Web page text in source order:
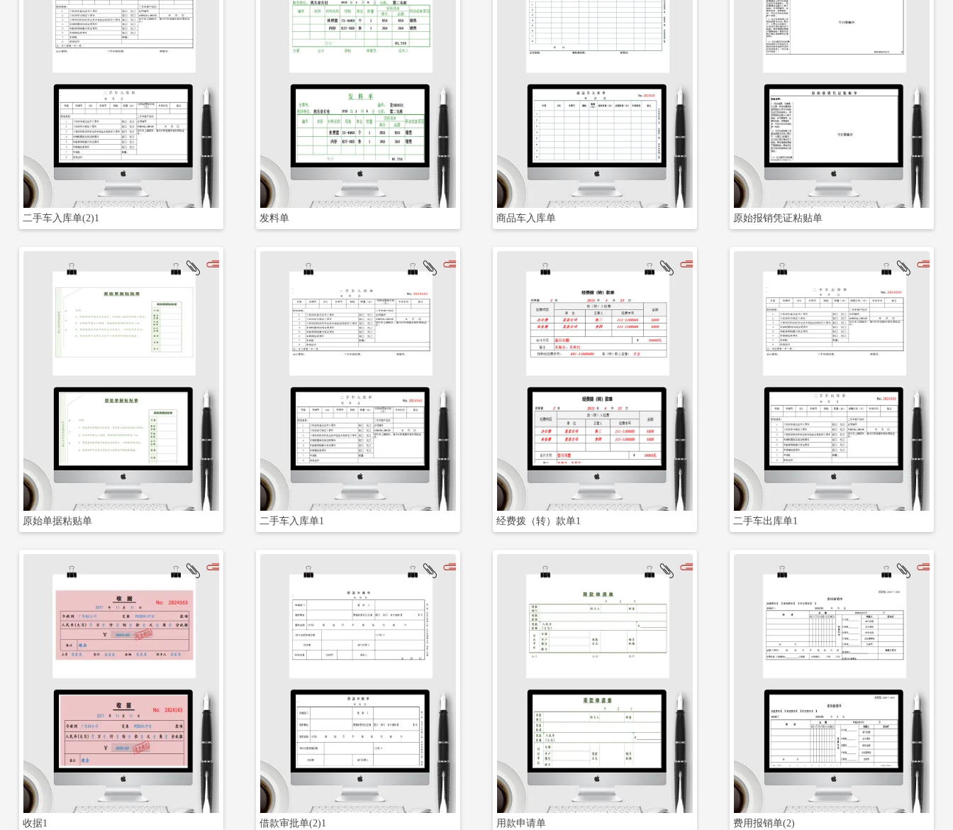
二手车入库单(2)1 发料单 商品车入库单 原始报销凭证粘贴单
立即下载
原始单据粘贴单
立即下载
二手车入库单1
立即下载
经费拨（转）款单1 二手车出库单1
收据1
立即下载
借款审批单(2)1
立即下载
用款申请单
立即下载
费用报销单(2)
立即下载 立即下载 立即下载 立即下载